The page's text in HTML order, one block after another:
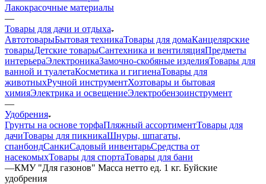
Лакокрасочные материалы
—
Товары для дачи и отдыха
АвтотоварыБытовая техникаТовары для домаКанцелярские
товарыДетские товарыСантехника и вентиляцияПредметы
интерьераЭлектроникаЗамочно-скобяные изделияТовары для
ванной и туалетаКосметика и гигиенаТовары для
животныхРучной инструментХозтовары и бытовая
химияЭлектрика и освещениеЭлектробензоинструмент
—
Удобрения
Грунты на основе торфаПляжный ассортиментТовары для
дачиТовары для пикникаШнуры, шпагаты,
спанбондСанкиСадовый инвентарьСредства от
насекомыхТовары для спортаТовары для бани
—КМУ "Для газонов" Масса нетто ед. 1 кг. Буйские
удобрения